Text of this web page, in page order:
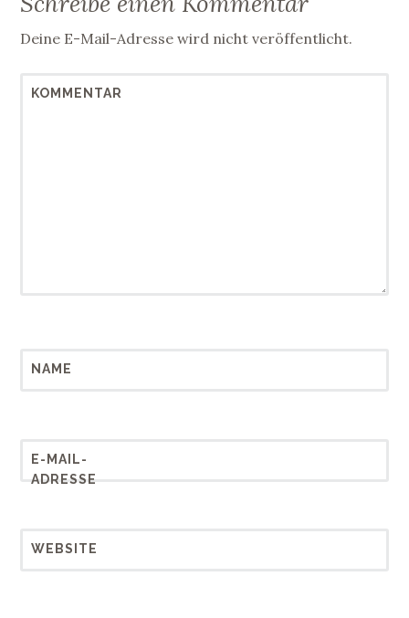
Deine E-Mail-Adresse wird nicht veröffentlicht.
KOMMENTAR
NAME
E-MAIL-
ADRESSE
WEBSITE